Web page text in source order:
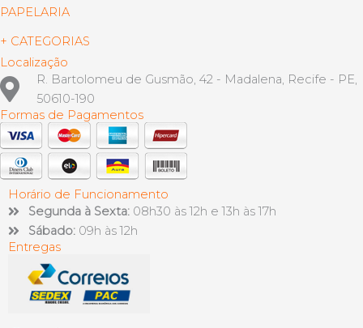
PAPELARIA
+ CATEGORIAS
Localização
R. Bartolomeu de Gusmão, 42 - Madalena, Recife - PE,
50610-190
Formas de Pagamentos
Horário de Funcionamento
Segunda à Sexta: 08h30 às 12h e 13h às 17h
Sábado: 09h às 12h
Entregas